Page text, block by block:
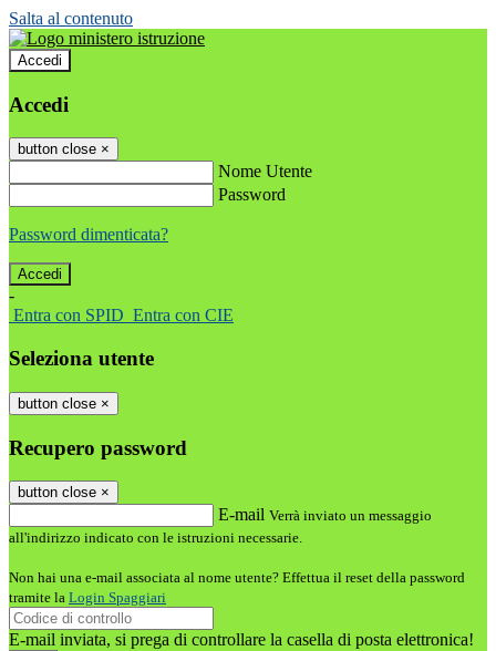
Salta al contenuto
Accedi
Accedi
button close ×
Nome Utente
Password
Password dimenticata?
-
Entra con SPID Entra con CIE
Seleziona utente
button close ×
Recupero password
button close ×
E-mail Verrà inviato un messaggio
all'indirizzo indicato con le istruzioni necessarie.
Non hai una e-mail associata al nome utente? Effettua il reset della password
tramite la Login Spaggiari
E-mail inviata, si prega di controllare la casella di posta elettronica!